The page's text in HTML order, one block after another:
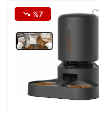
%7